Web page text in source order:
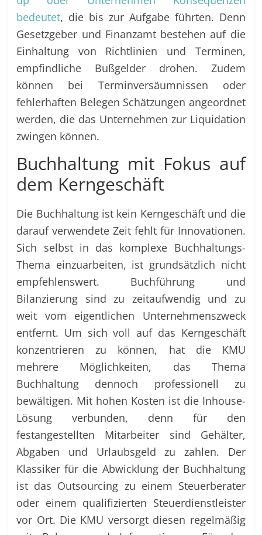
bedeutet, die bis zur Aufgabe führten. Denn
Gesetzgeber und Finanzamt bestehen auf die
Einhaltung von Richtlinien und Terminen,
empfindliche Bußgelder drohen. Zudem
können bei Terminversäumnissen oder
fehlerhaften Belegen Schätzungen angeordnet
werden, die das Unternehmen zur Liquidation
zwingen können.
Buchhaltung mit Fokus auf
dem Kerngeschäft
Die Buchhaltung ist kein Kerngeschäft und die
darauf verwendete Zeit fehlt für Innovationen.
Sich selbst in das komplexe Buchhaltungs-
Thema einzuarbeiten, ist grundsätzlich nicht
empfehlenswert. Buchführung und
Bilanzierung sind zu zeitaufwendig und zu
weit vom eigentlichen Unternehmenszweck
entfernt. Um sich voll auf das Kerngeschäft
konzentrieren zu können, hat die KMU
mehrere Möglichkeiten, das Thema
Buchhaltung dennoch professionell zu
bewältigen. Mit hohen Kosten ist die Inhouse-
Lösung verbunden, denn für den
festangestellten Mitarbeiter sind Gehälter,
Abgaben und Urlaubsgeld zu zahlen. Der
Klassiker für die Abwicklung der Buchhaltung
ist das Outsourcing zu einem Steuerberater
oder einem qualifizierten Steuerdienstleister
vor Ort. Die KMU versorgt diesen regelmäßig